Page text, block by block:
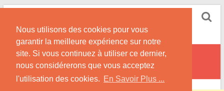
Nous utilisons des cookies pour vous
garantir la meilleure expérience sur notre
site. Si vous continuez à utiliser ce dernier,
nous considérerons que vous acceptez
l'utilisation des cookies. En Savoir Plus ...
Skip
content
Informations sur les Pompes à Chaleur
Longecourt-lès-Culêtre